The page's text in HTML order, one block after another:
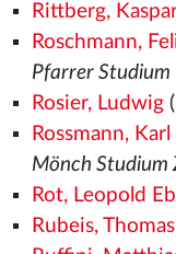
Rittberg,
Roschmann,
Pfarrer Studium
Rosier, Ludwig
Rossmann,
Mönch Studium
Rot, Leopold
Rubeis, Thomas